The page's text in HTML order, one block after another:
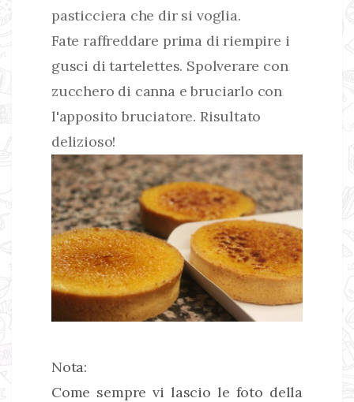
pasticciera che dir si voglia.
Fate raffreddare prima di riempire i
gusci di tartelettes. Spolverare con
zucchero di canna e bruciarlo con
l'apposito bruciatore. Risultato
delizioso!
Nota:
Come sempre vi lascio le foto della